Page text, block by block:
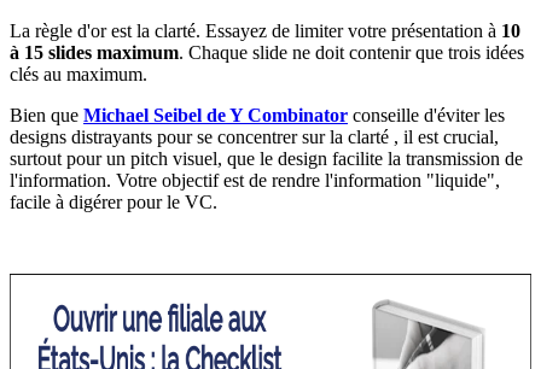
La règle d'or est la clarté. Essayez de limiter votre présentation à 10
à 15 slides maximum. Chaque slide ne doit contenir que trois idées
clés au maximum.
Bien que Michael Seibel de Y Combinator conseille d'éviter les
designs distrayants pour se concentrer sur la clarté , il est crucial,
surtout pour un pitch visuel, que le design facilite la transmission de
l'information. Votre objectif est de rendre l'information "liquide",
facile à digérer pour le VC.